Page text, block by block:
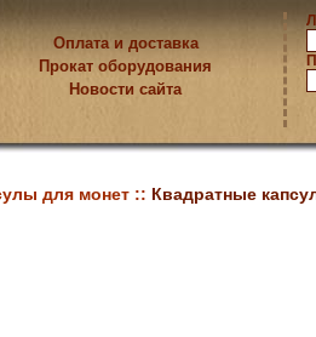
Оплата и доставка
Прокат оборудования
Новости сайта
для монет :: Квадратные